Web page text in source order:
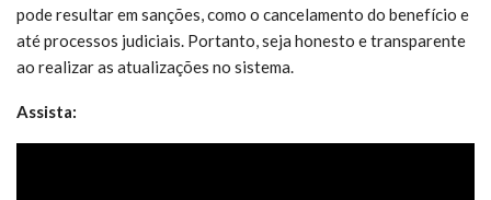
pode resultar em sanções, como o cancelamento do benefício e
até processos judiciais. Portanto, seja honesto e transparente
ao realizar as atualizações no sistema.
Assista: